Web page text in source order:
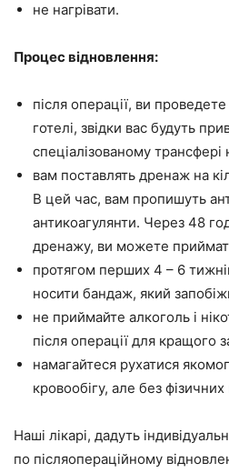
не нагрівати.
Процес відновлення:
після операції, ви проведете
готелі, звідки вас будуть
спеціалізованому
вам поставлять дренаж на
В цей час, вам пропишуть
антикоагулянти. Через 48
дренажу, ви можете
протягом перших 4 – 6
носити бандаж, який
не приймайте алкоголь і
після операції для кращого
намагайтеся рухатися
кровообігу, але без
Наші лікарі, дадуть
по післяопераційному